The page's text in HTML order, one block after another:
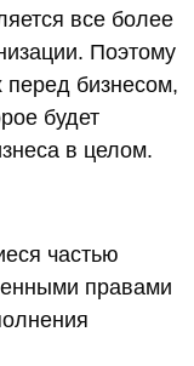
все более
Поэтому
перед бизнесом,
будет
в целом.
частью
правами